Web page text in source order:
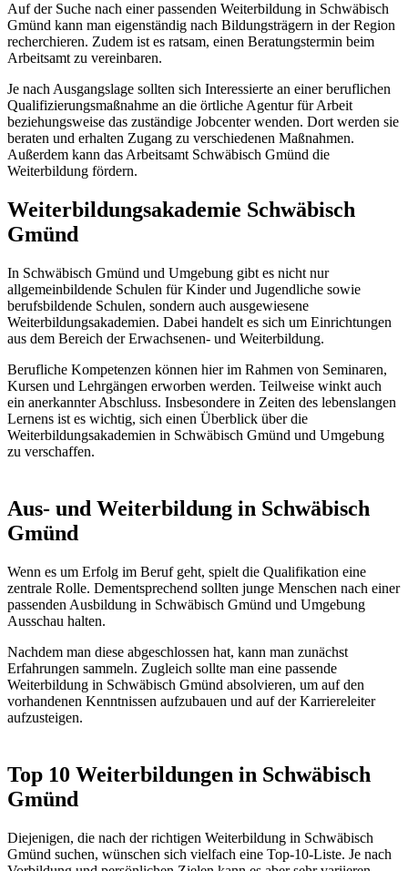
Auf der Suche nach einer passenden Weiterbildung in Schwäbisch
Gmünd kann man eigenständig nach Bildungsträgern in der Region
recherchieren. Zudem ist es ratsam, einen Beratungstermin beim
Arbeitsamt zu vereinbaren.
Je nach Ausgangslage sollten sich Interessierte an einer beruflichen
Qualifizierungsmaßnahme an die örtliche Agentur für Arbeit
beziehungsweise das zuständige Jobcenter wenden. Dort werden sie
beraten und erhalten Zugang zu verschiedenen Maßnahmen.
Außerdem kann das Arbeitsamt Schwäbisch Gmünd die
Weiterbildung fördern.
Weiterbildungsakademie Schwäbisch
Gmünd
In Schwäbisch Gmünd und Umgebung gibt es nicht nur
allgemeinbildende Schulen für Kinder und Jugendliche sowie
berufsbildende Schulen, sondern auch ausgewiesene
Weiterbildungsakademien. Dabei handelt es sich um Einrichtungen
aus dem Bereich der Erwachsenen- und Weiterbildung.
Berufliche Kompetenzen können hier im Rahmen von Seminaren,
Kursen und Lehrgängen erworben werden. Teilweise winkt auch
ein anerkannter Abschluss. Insbesondere in Zeiten des lebenslangen
Lernens ist es wichtig, sich einen Überblick über die
Weiterbildungsakademien in Schwäbisch Gmünd und Umgebung
zu verschaffen.
Aus- und Weiterbildung in Schwäbisch
Gmünd
Wenn es um Erfolg im Beruf geht, spielt die Qualifikation eine
zentrale Rolle. Dementsprechend sollten junge Menschen nach einer
passenden Ausbildung in Schwäbisch Gmünd und Umgebung
Ausschau halten.
Nachdem man diese abgeschlossen hat, kann man zunächst
Erfahrungen sammeln. Zugleich sollte man eine passende
Weiterbildung in Schwäbisch Gmünd absolvieren, um auf den
vorhandenen Kenntnissen aufzubauen und auf der Karriereleiter
aufzusteigen.
Top 10 Weiterbildungen in Schwäbisch
Gmünd
Diejenigen, die nach der richtigen Weiterbildung in Schwäbisch
Gmünd suchen, wünschen sich vielfach eine Top-10-Liste. Je nach